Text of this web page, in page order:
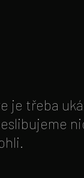
třeba